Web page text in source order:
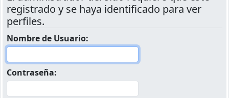
registrado y se haya identificado para ver
perfiles.
Nombre de Usuario:
Contraseña: